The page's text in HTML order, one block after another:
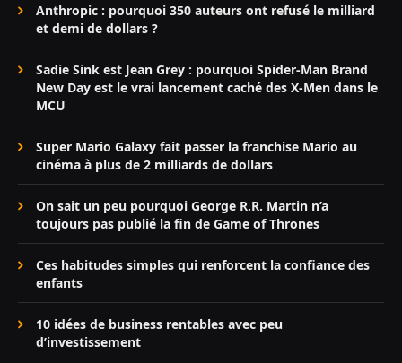
Anthropic : pourquoi 350 auteurs ont refusé le milliard
et demi de dollars ?
Sadie Sink est Jean Grey : pourquoi Spider-Man Brand
New Day est le vrai lancement caché des X-Men dans le
MCU
Super Mario Galaxy fait passer la franchise Mario au
cinéma à plus de 2 milliards de dollars
On sait un peu pourquoi George R.R. Martin n’a
toujours pas publié la fin de Game of Thrones
Ces habitudes simples qui renforcent la confiance des
enfants
10 idées de business rentables avec peu
d’investissement